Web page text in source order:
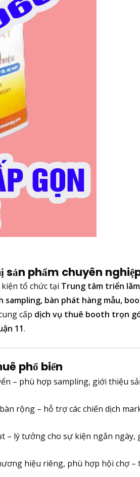
phẩm chuyên
tổ chức tại Trung tâm triển
sampling, bàn phát hàng mẫu,
cấp dịch vụ thuê booth trọn
11.
phổ biến
– phù hợp sampling, giới thiệu
rộng – hỗ trợ các chiến dịch
– lý tưởng cho sự kiện ngắn ngày,
hiệu riêng, phù hợp hội chợ –